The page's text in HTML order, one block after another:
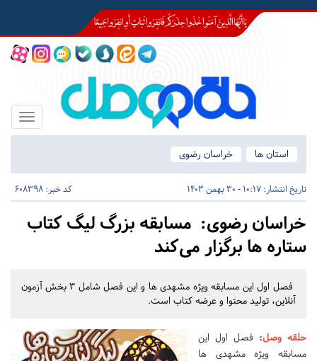
Toggle
استان ها
خراسان رضوی
تاریخ انتشار: 10:17 - 30 بهمن 1403 کد خبر: 608398
خراسان رضوی: مسابقه بزرگ لیگ کتاب
ستاره ها برگزار می‌کند
فصل اول این مسابقه ویژه مشهدی ها و این فصل شامل ۳ بخش آزمون
آنلاین، تولید محتوا و عرضه کتاب است.
حلقه وصل: فصل اول این
مسابقه ویژه مشهدی ها